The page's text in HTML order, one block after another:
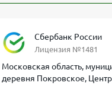
Сбербанк России
Лицензия №1481
Московская область,
деревня Покровское,